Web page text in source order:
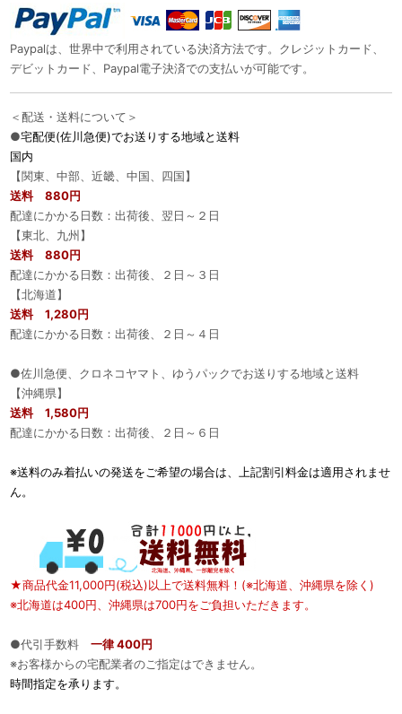
Paypalは、世界中で利用されている決済方法です。クレジットカード、
デビットカード、Paypal電子決済での支払いが可能です。
＜配送・送料について＞
●宅配便(佐川急便)でお送りする地域と送料
国内
【関東、中部、近畿、中国、四国】
送料 880円
配達にかかる日数：出荷後、翌日～２日
【東北、九州】
送料 880円
配達にかかる日数：出荷後、２日～３日
【北海道】
送料 1,280円
配達にかかる日数：出荷後、２日～４日
●佐川急便、クロネコヤマト、ゆうパックでお送りする地域と送料
【沖縄県】
送料 1,580円
配達にかかる日数：出荷後、２日～６日
※送料のみ着払いの発送をご希望の場合は、上記割引料金は適用されませ
ん。
★商品代金11,000円(税込)以上で送料無料！(※北海道、沖縄県を除く)
※北海道は400円、沖縄県は700円をご負担いただきます。
●代引手数料 一律 400円
※お客様からの宅配業者のご指定はできません。
時間指定を承ります。